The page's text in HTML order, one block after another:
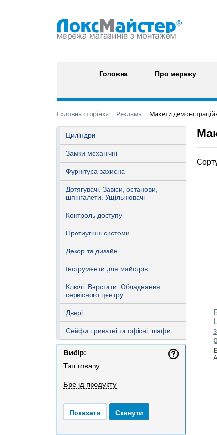
Головна Про мережу
Головна сторінка Реклама Макети
Циліндри
Замки механічні
Фурнітура захисна
Дотягувачі. Завіси, останови,
шпінгалети. Ущільнювачі
Контроль доступу
Протиугінні системи
Декор та дизайн
Інструменти для майстрів
Ключі. Верстати. Обладнання
сервісного центру
Двері
Сейфи приватні та офісні, шафи
Вибір:
Тип товару
Бренд продукту